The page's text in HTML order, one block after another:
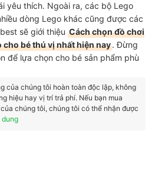
yêu thích. Ngoài ra, các bộ Lego
dòng Lego khác cũng được các
sẽ giới thiệu Cách chọn đồ chơi
cho bé thú vị nhất hiện nay. Đừng
để lựa chọn cho bé sản phẩm phù
của chúng tôi hoàn toàn độc lập, không
hiệu hay vị trí trả phí. Nếu bạn mua
chúng tôi, chúng tôi có thể nhận được
dung